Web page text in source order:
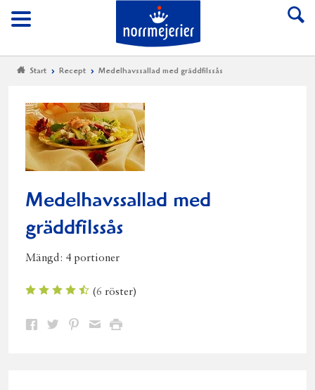
Meny
Till Norrmejerier
Start Recept Medelhavssallad med gräddfilssås
Medelhavssallad med
gräddfilssås
Mängd: 4 portioner
(6 röster)
Dela Dela Dela DelaSkriv